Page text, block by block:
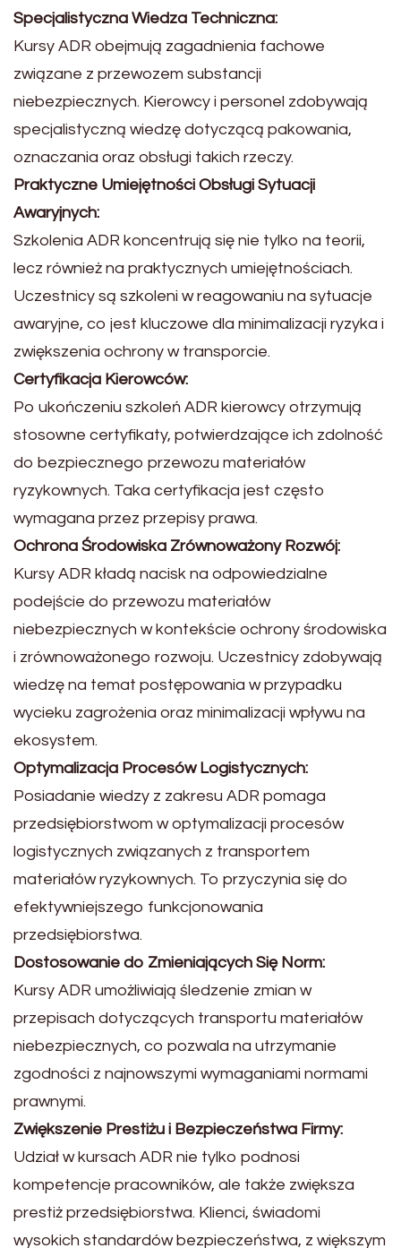
Specjalistyczna Wiedza Techniczna:
Kursy ADR obejmują zagadnienia fachowe
związane z przewozem substancji
niebezpiecznych. Kierowcy i personel zdobywają
specjalistyczną wiedzę dotyczącą pakowania,
oznaczania oraz obsługi takich rzeczy.
Praktyczne Umiejętności Obsługi Sytuacji
Awaryjnych:
Szkolenia ADR koncentrują się nie tylko na teorii,
lecz również na praktycznych umiejętnościach.
Uczestnicy są szkoleni w reagowaniu na sytuacje
awaryjne, co jest kluczowe dla minimalizacji ryzyka i
zwiększenia ochrony w transporcie.
Certyfikacja Kierowców:
Po ukończeniu szkoleń ADR kierowcy otrzymują
stosowne certyfikaty, potwierdzające ich zdolność
do bezpiecznego przewozu materiałów
ryzykownych. Taka certyfikacja jest często
wymagana przez przepisy prawa.
Ochrona Środowiska Zrównoważony Rozwój:
Kursy ADR kładą nacisk na odpowiedzialne
podejście do przewozu materiałów
niebezpiecznych w kontekście ochrony środowiska
i zrównoważonego rozwoju. Uczestnicy zdobywają
wiedzę na temat postępowania w przypadku
wycieku zagrożenia oraz minimalizacji wpływu na
ekosystem.
Optymalizacja Procesów Logistycznych:
Posiadanie wiedzy z zakresu ADR pomaga
przedsiębiorstwom w optymalizacji procesów
logistycznych związanych z transportem
materiałów ryzykownych. To przyczynia się do
efektywniejszego funkcjonowania
przedsiębiorstwa.
Dostosowanie do Zmieniających Się Norm:
Kursy ADR umożliwiają śledzenie zmian w
przepisach dotyczących transportu materiałów
niebezpiecznych, co pozwala na utrzymanie
zgodności z najnowszymi wymaganiami normami
prawnymi.
Zwiększenie Prestiżu i Bezpieczeństwa Firmy:
Udział w kursach ADR nie tylko podnosi
kompetencje pracowników, ale także zwiększa
prestiż przedsiębiorstwa. Klienci, świadomi
wysokich standardów bezpieczeństwa, z większym